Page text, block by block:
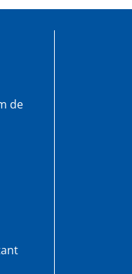
de